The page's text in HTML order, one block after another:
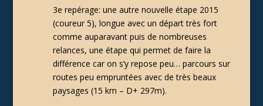
3e repérage: une autre nouvelle étape 2015
(coureur 5), longue avec un départ très fort
comme auparavant puis de nombreuses
relances, une étape qui permet de faire la
différence car on s’y repose peu… parcours sur
routes peu empruntées avec de très beaux
paysages (15 km – D+ 297m).